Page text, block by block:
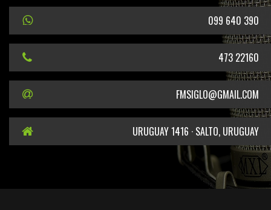
099 640 390
473 22160
FMSIGLO@GMAIL.COM
URUGUAY 1416 · SALTO, URUGUAY